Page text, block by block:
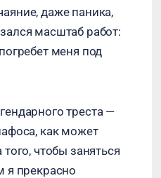
даже паника,
масштаб работ:
меня под
треста —
как может
чтобы заняться
я прекрасно